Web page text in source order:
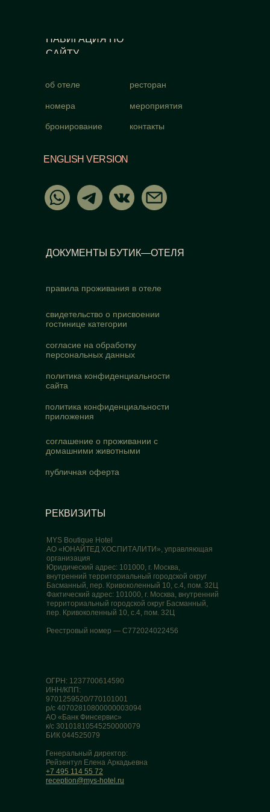
ОГРН: 1237700614590
ИНН/КПП:
9701259520/770101001
р/с 40702810800000003094
АО «Банк Финсервис»
к/с 30101810545250000079
БИК 044525079
Генеральный директор:
Рейзентул Елена Аркадьевна
+7 495 114 55 72
reception@mys-hotel.ru
MYS Boutique Hotel
АО «ЮНАЙТЕД ХОСПИТАЛИТИ», управляющая
организация
Юридический адрес: 101000, г. Москва,
внутренний территориальный городской округ
Басманный, пер. Кривоколенный 10, с.4, пом. 32Ц
Фактический адрес: 101000, г. Москва, внутренний
территориальный городской округ Басманный,
пер. Кривоколенный 10, с.4, пом. 32Ц
Реестровый номер — С772024022456
РЕКВИЗИТЫ
соглашение о проживании с
домашними животными
публичная оферта
политика конфиденциальности
приложения
политика конфиденциальности
сайта
согласие на обработку
персональных данных
свидетельство о присвоении
гостинице категории
правила проживания в отеле
ENGLISH VERSION
ДОКУМЕНТЫ БУТИК—ОТЕЛЯ
контакты
мероприятия
ресторан
бронирование
номера
об отеле
НАВИГАЦИЯ ПО
САЙТУ